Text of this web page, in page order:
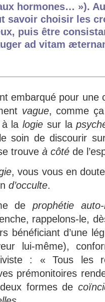
hormones… »).
savoir choisir les
puis être
ad vitam
embarqué pour une
vague, comme
à lalogie sur la
le soin de discourir
trouve à côté de
, vous vous en
d’occulte.
deprophétie
rappelons-le,
bénéficiant d’une
lui-même),
: « Tous les
prémonitoires
formes de